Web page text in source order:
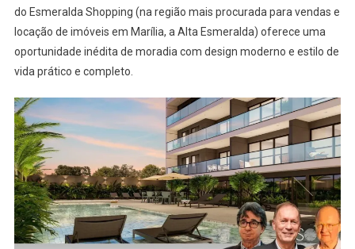
do Esmeralda Shopping (na região mais procurada para vendas e
locação de imóveis em Marília, a Alta Esmeralda) oferece uma
oportunidade inédita de moradia com design moderno e estilo de
vida prático e completo.